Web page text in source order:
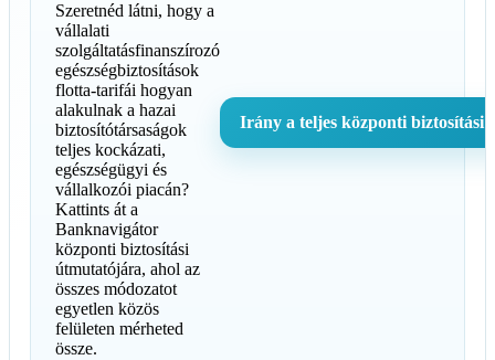
Szeretnéd látni, hogy a
vállalati
szolgáltatásfinanszírozó
egészségbiztosítások
flotta-tarifái hogyan
alakulnak a hazai
biztosítótársaságok
teljes kockázati,
egészségügyi és
vállalkozói piacán?
Kattints át a
Banknavigátor
központi biztosítási
útmutatójára, ahol az
összes módozatot
egyetlen közös
felületen mérheted
össze.
Irány a teljes központi biztosítási